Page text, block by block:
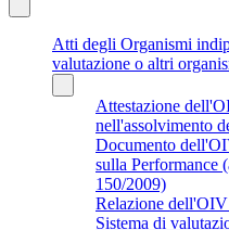
Atti degli Organismi
valutazione o altri
Attestazione
nell'assolvimento
Documento
sulla Performance
150/2009)
Relazione
Sistema di